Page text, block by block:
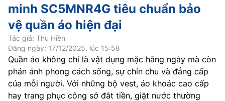
minh SC5MNR4G tiêu chuẩn bảo
vệ quần áo hiện đại
Tác giả: Thu Hiền
Đăng ngày: 17/12/2025, lúc 15:58
Quần áo không chỉ là vật dụng mặc hằng ngày mà còn
phản ánh phong cách sống, sự chỉn chu và đẳng cấp
của mỗi người. Với những bộ vest, áo khoác cao cấp
hay trang phục công sở đắt tiền, giặt nước thường